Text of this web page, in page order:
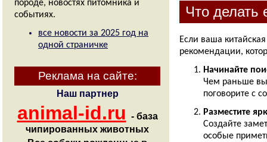
чипированных животных
Ксоло Клаб занесены в
международную базу
Мы в эфире
теперь часто!!!
Что делать
Если ваша
рекомендации,
Начинайте
Чем раньше вы
поговорите с
Разместите
Создайте
особые